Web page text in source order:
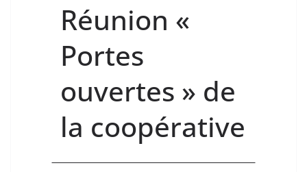
Réunion «
Portes
ouvertes » de
la coopérative